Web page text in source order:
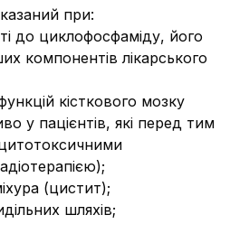
при:
до циклофосфаміду, його
компонентів лікарського
кісткового мозку
у пацієнтів, які перед тим
(цистит);
шляхів;